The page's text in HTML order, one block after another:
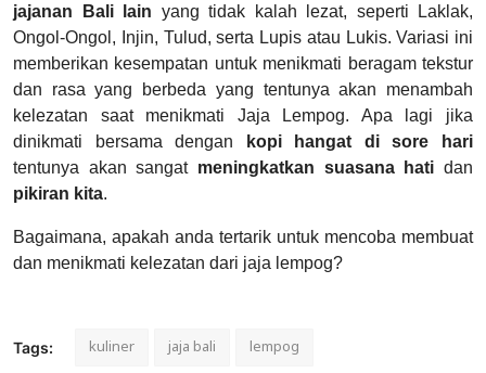
jajanan Bali lain yang tidak kalah lezat, seperti Laklak,
Ongol-Ongol, Injin, Tulud, serta Lupis atau Lukis. Variasi ini
memberikan kesempatan untuk menikmati beragam tekstur
dan rasa yang berbeda yang tentunya akan menambah
kelezatan saat menikmati Jaja Lempog. Apa lagi jika
dinikmati bersama dengan
kopi hangat di sore hari
tentunya akan sangat meningkatkan suasana hati dan
pikiran kita.
Bagaimana, apakah anda tertarik untuk mencoba membuat
dan menikmati kelezatan dari jaja lempog?
Tags: kuliner jaja bali lempog